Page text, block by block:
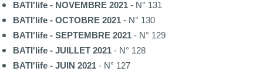
BATI'life - NOVEMBRE 2021 - N° 131
BATI'life - OCTOBRE 2021 - N° 130
BATI'life - SEPTEMBRE 2021 - N° 129
BATI'life - JUILLET 2021 - N° 128
BATI'life - JUIN 2021 - N° 127